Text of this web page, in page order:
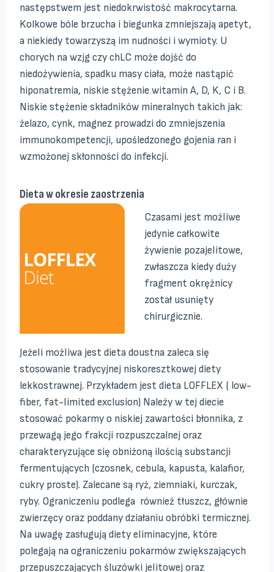
następstwem jest niedokrwistość makrocytarna.
Kolkowe bóle brzucha i biegunka zmniejszają apetyt,
a niekiedy towarzyszą im nudności i wymioty. U
chorych na wzjg czy chLC może dojść do
niedożywienia, spadku masy ciała, może nastąpić
hiponatremia, niskie stężenie witamin A, D, K, C i B.
Niskie stężenie składników mineralnych takich jak:
żelazo, cynk, magnez prowadzi do zmniejszenia
immunokompetencji, upośledzonego gojenia ran i
wzmożonej skłonności do infekcji.
Dieta w okresie zaostrzenia
Czasami jest możliwe
jedynie całkowite
żywienie pozajelitowe,
zwłaszcza kiedy duży
fragment okrężnicy
został usunięty
chirurgicznie.
Jeżeli możliwa jest dieta doustna zaleca się
stosowanie tradycyjnej niskoresztkowej diety
lekkostrawnej. Przykładem jest dieta LOFFLEX ( low-
fiber, fat-limited exclusion) Należy w tej diecie
stosować pokarmy o niskiej zawartości błonnika, z
przewagą jego frakcji rozpuszczalnej oraz
charakteryzujące się obniżoną ilością substancji
fermentujących (czosnek, cebula, kapusta, kalafior,
cukry proste). Zalecane są ryż, ziemniaki, kurczak,
ryby. Ograniczeniu podlega również tłuszcz, głównie
zwierzęcy oraz poddany działaniu obróbki termicznej.
Na uwagę zasługują diety eliminacyjne, które
polegają na ograniczeniu pokarmów zwiększających
przepuszczających śluzówki jelitowej oraz